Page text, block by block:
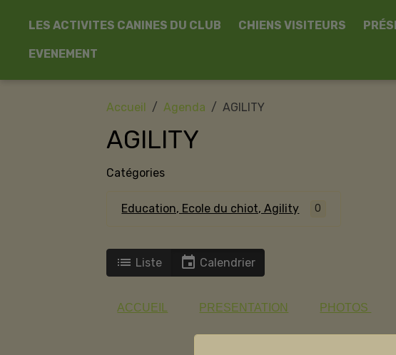
LES ACTIVITES CANINES DU CLUB CHIENS VISITEURS
EVENEMENT
Accueil Agenda AGILITY
AGILITY
Catégories
Education, Ecole du chiot, Agility 0
Liste Calendrier
ACCUEIL PRESENTATION PHOTOS